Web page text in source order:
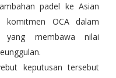
padel ke Asian
komitmen OCA dalam
yang membawa nilai
keputusan tersebut